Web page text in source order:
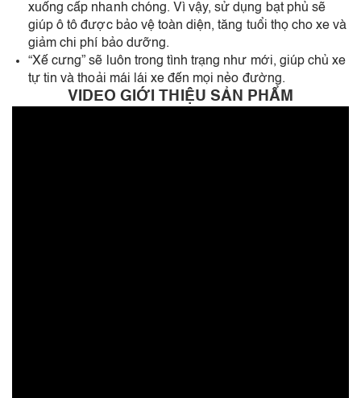
xuống cấp nhanh chóng. Vì vậy, sử dụng bạt phủ sẽ
giúp ô tô được bảo vệ toàn diện, tăng tuổi thọ cho xe và
giảm chi phí bảo dưỡng.
“Xế cưng” sẽ luôn trong tình trạng như mới, giúp chủ xe
tự tin và thoải mái lái xe đến mọi nẻo đường.
VIDEO GIỚI THIỆU SẢN PHẨM